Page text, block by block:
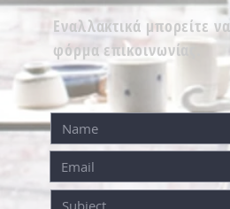
Εναλλακτικά μπορείτε
φόρμα επικοινωνίας.